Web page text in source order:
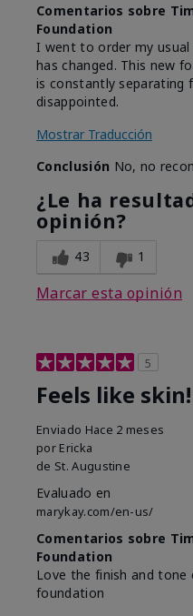
Comentarios sobre
Foundation
I went to order my
has changed. This new
is constantly separating
disappointed.
Mostrar Traducción
Conclusión No, no
¿Le ha
opinión?
43 1
Marcar esta opinión
5
Feels like skin!
Enviado Hace 2 meses
por Ericka
de St. Augustine
Evaluado en
marykay.com/en-us/
Comentarios sobre
Foundation
Love the finish and
foundation